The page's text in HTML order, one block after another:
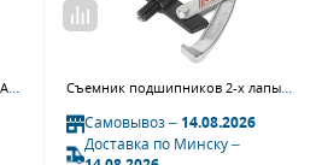
Чехол установки для заправки А/С для NF14 Съемник подшипников 2-х лапый JTC 351310 (100-254 мм)
Самовывоз –14.08.2026
Доставка по Минску –